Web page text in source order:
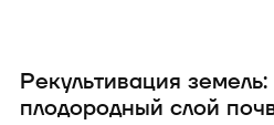
Рекультивация
плодородный слой